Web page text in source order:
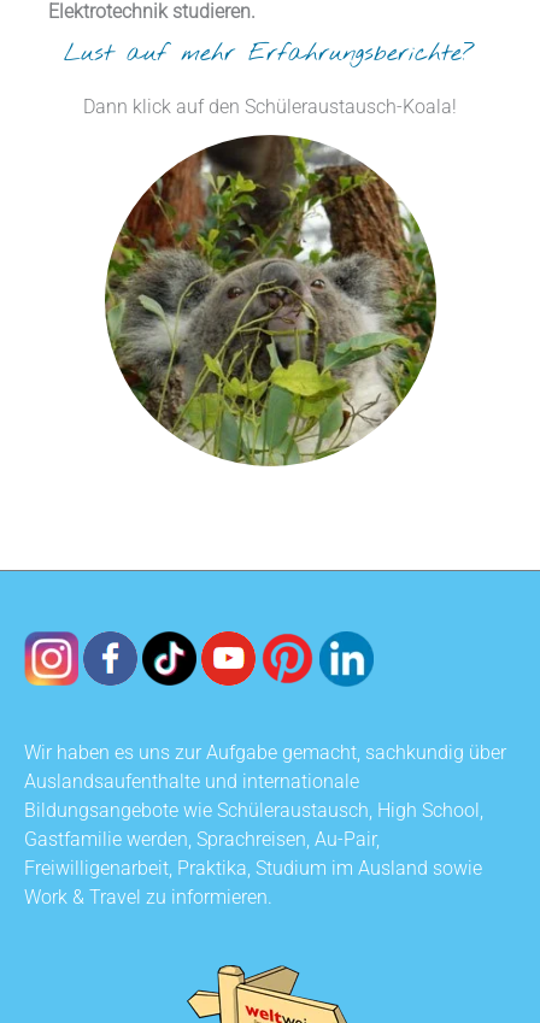
Elektrotechnik studieren.
Lust auf mehr Erfahrungsberichte?
Dann klick auf den Schüleraustausch-Koala!
Wir haben es uns zur Aufgabe gemacht, sachkundig über
Auslandsaufenthalte und internationale
Bildungsangebote wie Schüleraustausch, High School,
Gastfamilie werden, Sprachreisen, Au-Pair,
Freiwilligenarbeit, Praktika, Studium im Ausland sowie
Work & Travel zu informieren.